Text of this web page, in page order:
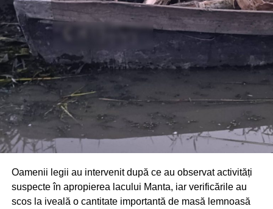
Din fericire, nimeni nu a avut de suferit, iar reprezentanții
comunității au mulțumit atât pompierilor din Drochia, cât și
localnicilor care au intervenit prompt și au contribuit la
limitarea pagubelor.
Oamenii legii au intervenit după ce au observat activități
suspecte în apropierea lacului Manta, iar verificările au
scos la iveală o cantitate importantă de masă lemnoasă